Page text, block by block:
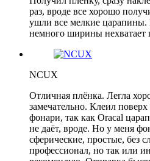
раз, вроде все хорошо
ушли все мелкие
немного ширины нехватает
NCUX
Отличная плёнка. Легла
замечательно. Клеил
фонари, так как Oracal
не даёт, вроде. Но у меня
сферические, простые, без
профессионал, но так или